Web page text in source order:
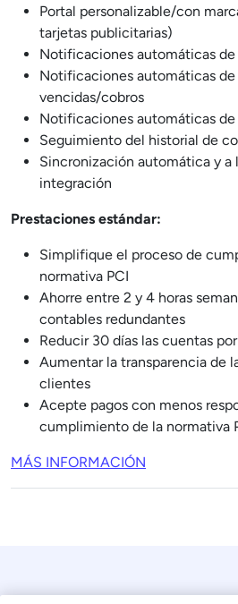
Portal personalizable/con
tarjetas publicitarias)
Notificaciones automáticas de
Notificaciones automáticas
vencidas/cobros
Notificaciones automáticas
Seguimiento del historial de
Sincronización automática y a
integración
Prestaciones estándar:
Simplifique el proceso de
normativa PCI
Ahorre entre 2 y 4 horas
contables redundantes
Reducir 30 días las cuentas
Aumentar la transparencia de
clientes
Acepte pagos con menos
cumplimiento de la normativa
MÁS INFORMACIÓN